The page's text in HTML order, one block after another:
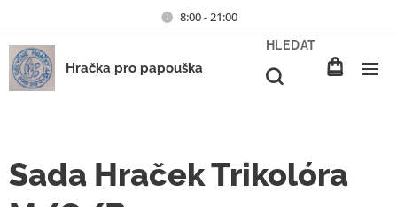
8:00 - 21:00
Hračka pro papouška
HLEDAT
Sada Hraček Trikolóra